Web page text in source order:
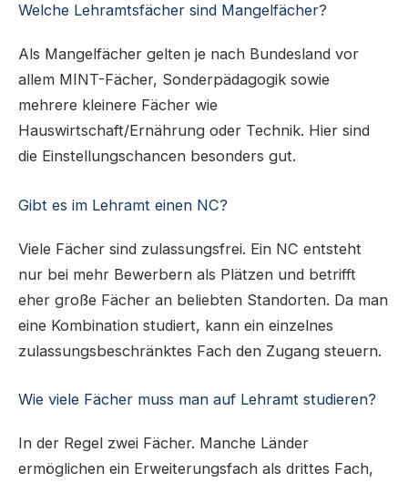
Welche Lehramtsfächer sind Mangelfächer?
Als Mangelfächer gelten je nach Bundesland vor
allem MINT-Fächer, Sonderpädagogik sowie
mehrere kleinere Fächer wie
Hauswirtschaft/Ernährung oder Technik. Hier sind
die Einstellungschancen besonders gut.
Gibt es im Lehramt einen NC?
Viele Fächer sind zulassungsfrei. Ein NC entsteht
nur bei mehr Bewerbern als Plätzen und betrifft
eher große Fächer an beliebten Standorten. Da man
eine Kombination studiert, kann ein einzelnes
zulassungsbeschränktes Fach den Zugang steuern.
Wie viele Fächer muss man auf Lehramt studieren?
In der Regel zwei Fächer. Manche Länder
ermöglichen ein Erweiterungsfach als drittes Fach,